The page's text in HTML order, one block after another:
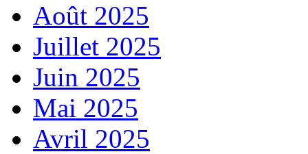
Août 2025
Juillet 2025
Juin 2025
Mai 2025
Avril 2025